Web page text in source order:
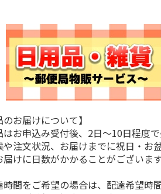
のお届けについて】
お申込み受付後、2日～10日程度で
注文状況、お届けまでに祝日・お
届けに日数がかかることがございま
間をご希望の場合は、配達希望時